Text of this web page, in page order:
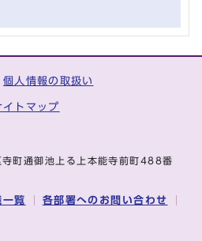
個人情報の取扱い
イトマップ
町通御池上る上本能寺前町488番
一覧 各部署へのお問い合わせ